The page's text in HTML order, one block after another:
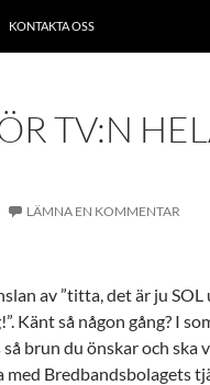
KONTAKTA OSS
TV:N
LÄMNA EN KOMMENTAR
av ”titta, det är ju
Känt så någon gång? I
brun du önskar och
med Bredbandsbolagets